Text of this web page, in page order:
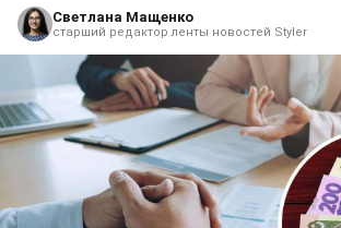
Светлана Мащенко
старший редактор ленты новостей Styler